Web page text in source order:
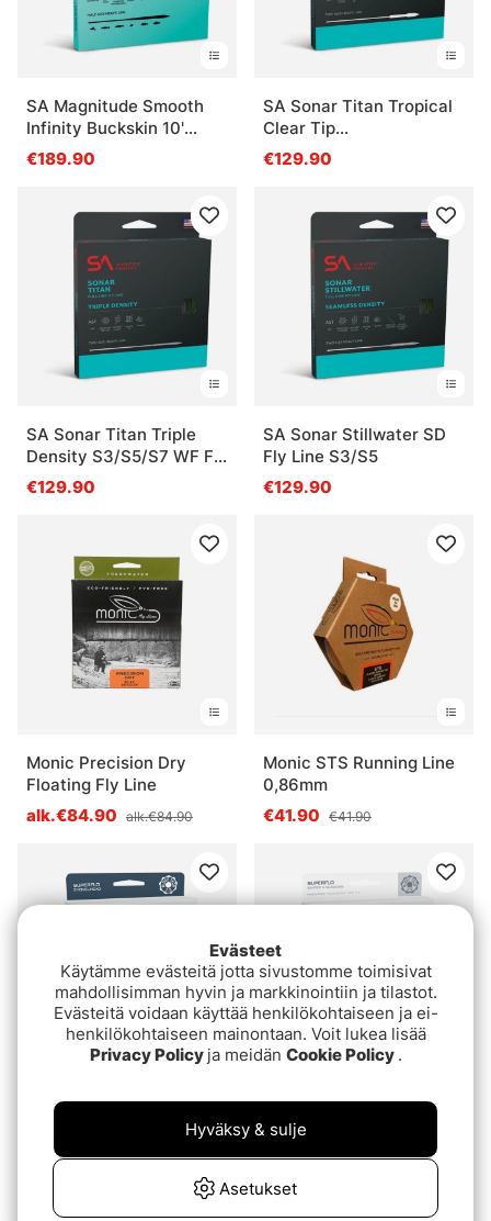
SA Magnitude Smooth
Infinity Buckskin 10'
Clear Tip
€189.90
SA Sonar Titan Tropical
Clear Tip
Sand/Horizon/Clear WF
Fly Line
€129.90
SA Sonar Titan Triple
Density S3/S5/S7 WF Fly
Line
€129.90
SA Sonar Stillwater SD
Fly Line S3/S5
€129.90
Monic Precision Dry
Floating Fly Line
alk.€84.90 alk.€84.90
Monic STS Running Line
0,86mm
€41.90 €41.90
Shovel Head
€139
Season Fast Interm./Sink
3€139
Evästeet
Käytämme evästeitä jotta sivustomme toimisivat
mahdollisimman hyvin ja markkinointiin ja tilastot.
Evästeitä voidaan käyttää henkilökohtaiseen ja ei-
henkilökohtaiseen mainontaan. Voit lukea lisää
Privacy Policy ja meidän Cookie Policy .
Asetukset
Hyväksy & sulje